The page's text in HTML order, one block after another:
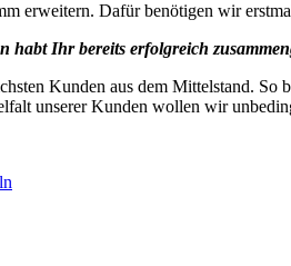
erweitern. Dafür benötigen wir
habt Ihr bereits erfolgreich
Kunden aus dem Mittelstand.
unserer Kunden wollen wir